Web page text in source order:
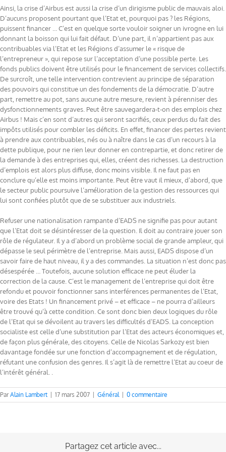
Ainsi, la crise d’Airbus est aussi la crise d’un dirigisme public de mauvais aloi.
D’aucuns proposent pourtant que l’Etat et, pourquoi pas ? les Régions,
puissent financer … C’est en quelque sorte vouloir soigner un ivrogne en lui
donnant la boisson qui lui fait défaut. D’une part, il n’appartient pas aux
contribuables via l’Etat et les Régions d’assumer le « risque de
l’entrepreneur », qui repose sur l’acceptation d’une possible perte. Les
fonds publics doivent être utilisés pour le financement de services collectifs.
De surcroît, une telle intervention contrevient au principe de séparation
des pouvoirs qui constitue un des fondements de la démocratie. D’autre
part, remettre au pot, sans aucune autre mesure, revient à pérenniser des
dysfonctionnements graves. Peut être sauvegardera-t-on des emplois chez
Airbus ! Mais c’en sont d’autres qui seront sacrifiés, ceux perdus du fait des
impôts utilisés pour combler les déficits. En effet, financer des pertes revient
à prendre aux contribuables, nés ou à naître dans le cas d’un recours à la
dette publique, pour ne rien leur donner en contrepartie, et donc retirer de
la demande à des entreprises qui, elles, créent des richesses. La destruction
d’emplois est alors plus diffuse, donc moins visible. Il ne faut pas en
conclure qu’elle est moins importante. Peut être vaut il mieux, d’abord, que
le secteur public poursuive l’amélioration de la gestion des ressources qui
lui sont confiées plutôt que de se substituer aux industriels.
Refuser une nationalisation rampante d’EADS ne signifie pas pour autant
que l’Etat doit se désintéresser de la question. Il doit au contraire jouer son
rôle de régulateur. Il y a d’abord un problème social de grande ampleur, qui
dépasse le seul périmètre de l’entreprise. Mais aussi, EADS dispose d’un
savoir faire de haut niveau, il y a des commandes. La situation n’est donc pas
désespérée … Toutefois, aucune solution efficace ne peut éluder la
correction de la cause. C’est le management de l’entreprise qui doit être
refondu et pouvoir fonctionner sans interférences permanentes de l’Etat,
voire des Etats ! Un financement privé – et efficace – ne pourra d’ailleurs
être trouvé qu’à cette condition. Ce sont donc bien deux logiques du rôle
de l’Etat qui se dévoilent au travers les difficultés d’EADS. La conception
socialiste est celle d’une substitution par l’Etat des acteurs économiques et,
de façon plus générale, des citoyens. Celle de Nicolas Sarkozy est bien
davantage fondée sur une fonction d’accompagnement et de régulation,
réfutant une confusion des genres. Il s’agit là de remettre l’Etat au coeur de
l’intérêt général. .
ParAlain Lambert 17 mars 2007 Général 0 commentaire
Partagez cet article avec...